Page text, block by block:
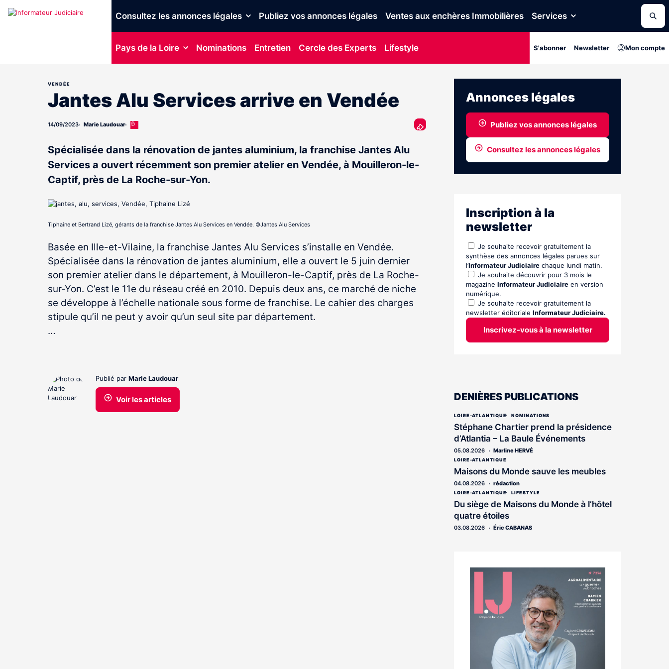
Consultez les annonces légales Publiez vos annonces légales Ventes aux enchères Immobilières Services
Pays de la Loire Nominations Entretien Cercle des Experts Lifestyle S'abonner Newsletter Mon compte
VENDÉE
Jantes Alu Services arrive en Vendée
14/09/2023 Marie Laudouar
Cet
réservé
aux
abonnés
Spécialisée dans la rénovation de jantes aluminium, la franchise Jantes Alu
Services a ouvert récemment son premier atelier en Vendée, à Mouilleron-le-
Captif, près de La Roche-sur-Yon.
Tiphaine et Bertrand Lizé, gérants de la franchise Jantes Alu Services en Vendée. ©Jantes Alu Services
Basée en Ille-et-Vilaine, la franchise Jantes Alu Services s’installe en Vendée.
Spécialisée dans la rénovation de jantes aluminium, elle a ouvert le 5 juin dernier
son premier atelier dans le département, à Mouilleron-le-Captif, près de La Roche-
sur-Yon. C’est le 11e du réseau créé en 2010. Depuis deux ans, ce marché de niche
se développe à l’échelle nationale sous forme de franchise. Le cahier des charges
stipule qu’il ne peut y avoir qu’un seul site par département.
…
Publié par Marie Laudouar
Voir les articles
Annonces légales
Publiez vos annonces légales
Consultez les annonces légales
Inscription à la
newsletter
Je souhaite recevoir gratuitement la
synthèse des annonces légales parues sur
l’Informateur Judiciaire chaque lundi matin.
Je souhaite découvrir pour 3 mois le
magazine Informateur Judiciaire en version
numérique.
Je souhaite recevoir gratuitement la
newsletter éditoriale Informateur Judiciaire.
Inscrivez-vous à la newsletter
DENIÈRES PUBLICATIONS
LOIRE-ATLANTIQUE NOMINATIONS
Stéphane Chartier prend la présidence
d’Atlantia – La Baule Événements
05.08.2026 Marline HERVÉ
LOIRE-ATLANTIQUE
Maisons du Monde sauve les meubles
04.08.2026 rédaction
LOIRE-ATLANTIQUE LIFESTYLE
Du siège de Maisons du Monde à l’hôtel
quatre étoiles
03.08.2026 Éric CABANAS
Notre
magazine